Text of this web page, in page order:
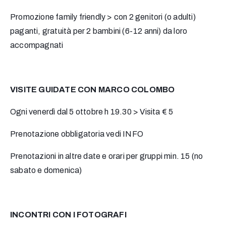
Promozione family friendly > con 2 genitori (o adulti)
paganti, gratuità per 2 bambini (6-12 anni) da loro
accompagnati
VISITE GUIDATE CON MARCO COLOMBO
Ogni venerdì dal 5 ottobre h 19.30 > Visita € 5
Prenotazione obbligatoria vedi INFO
Prenotazioni in altre date e orari per gruppi min. 15 (no
sabato e domenica)
INCONTRI CON I FOTOGRAFI